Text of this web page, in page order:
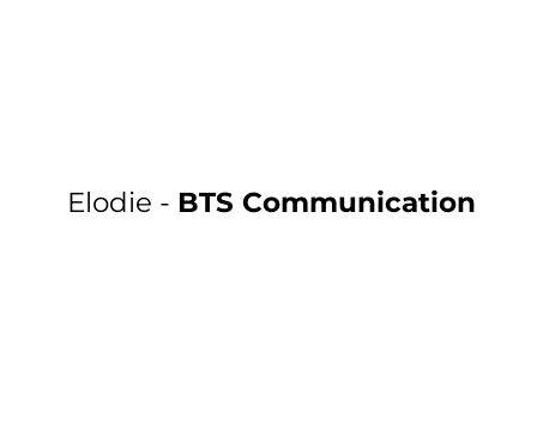
Elodie - BTS Communication